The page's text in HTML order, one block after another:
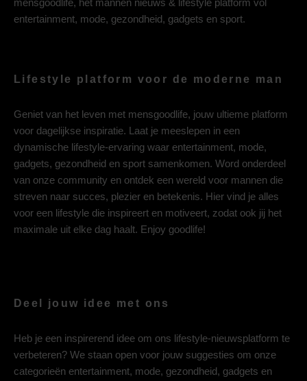
mensgoodlife, het mannen nieuws & lifestyle platform vol
entertainment, mode, gezondheid, gadgets en sport.
Lifestyle platform voor de moderne man
Geniet van het leven met mensgoodlife, jouw ultieme platform
voor dagelijkse inspiratie. Laat je meeslepen in een
dynamische lifestyle-ervaring waar entertainment, mode,
gadgets, gezondheid en sport samenkomen. Word onderdeel
van onze community en ontdek een wereld voor mannen die
streven naar succes, plezier en betekenis. Hier vind je alles
voor een lifestyle die inspireert en motiveert, zodat ook jij het
maximale uit elke dag haalt. Enjoy goodlife!
Deel jouw idee met ons
Heb je een inspirerend idee om ons lifestyle-nieuwsplatform te
verbeteren? We staan open voor jouw suggesties om onze
categorieën entertainment, mode, gezondheid, gadgets en